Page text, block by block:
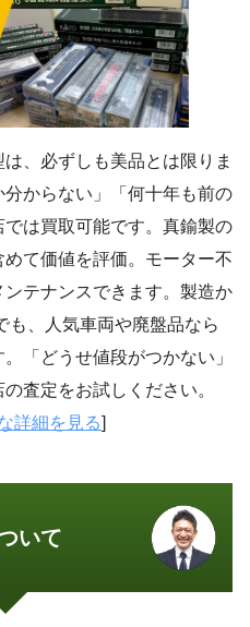
、必ずしも美品とは限りま
からない」「何十年も前の
は買取可能です。真鍮製の
て価値を評価。モーター不
テナンスできます。製造か
も、人気車両や廃盤品なら
「どうせ値段がつかない」
査定をお試しください。
詳細を見る]
いて